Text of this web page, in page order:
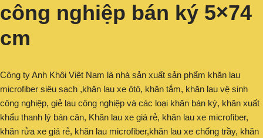
công nghiệp bán ký 5×74
cm
Công ty Anh Khôi Việt Nam là nhà sản xuất sản phẩm khăn lau
microfiber siêu sạch ,khăn lau xe ôtô, khăn tắm, khăn lau vệ sinh
công nghiệp, giẻ lau công nghiệp và các loại khăn bán ký, khăn xuất
khẩu thanh lý bán cân, Khăn lau xe giá rẻ, khăn lau xe microfiber,
khăn rửa xe giá rẻ, khăn lau microfiber,khăn lau xe chống trầy, khăn